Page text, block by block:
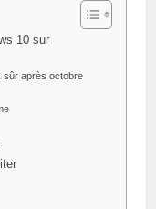
10 sur
sûr après octobre